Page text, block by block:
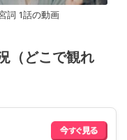
詞 1話の動画
（どこで観れ